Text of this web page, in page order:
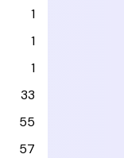
1
1
1
33
55
57